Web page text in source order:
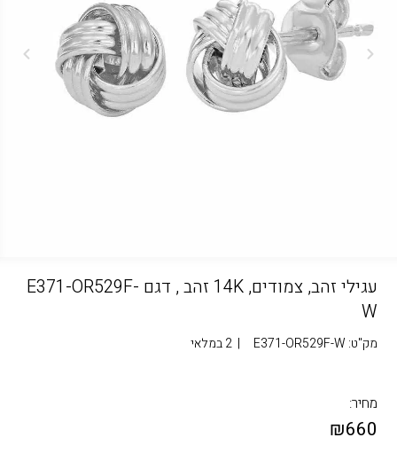
עגילי זהב, צמודים, 14K זהב , דגם E371-OR529F-
W
מק"ט: E371-OR529F-W
| 2 במלאי
מחיר:
₪660